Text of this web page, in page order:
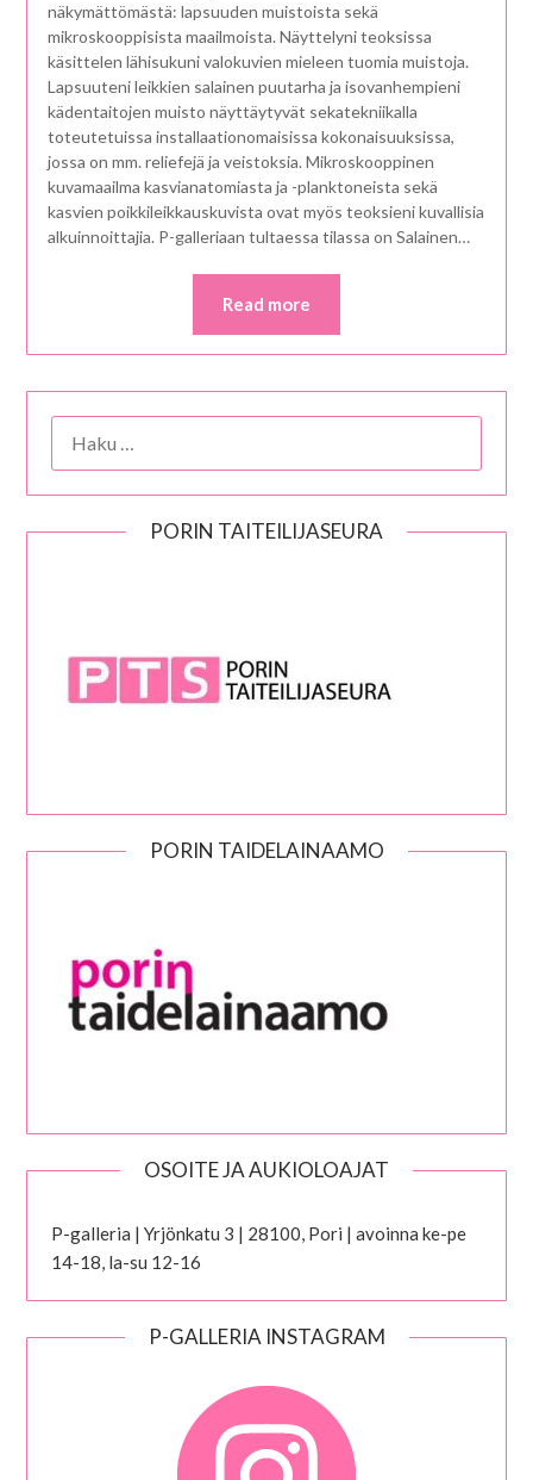
näkymättömästä: lapsuuden muistoista sekä
mikroskooppisista maailmoista. Näyttelyni teoksissa
käsittelen lähisukuni valokuvien mieleen tuomia muistoja.
Lapsuuteni leikkien salainen puutarha ja isovanhempieni
kädentaitojen muisto näyttäytyvät sekatekniikalla
toteutetuissa installaationomaisissa kokonaisuuksissa,
jossa on mm. reliefejä ja veistoksia. Mikroskooppinen
kuvamaailma kasvianatomiasta ja -planktoneista sekä
kasvien poikkileikkauskuvista ovat myös teoksieni kuvallisia
alkuinnoittajia. P-galleriaan tultaessa tilassa on Salainen…
Read more
PORIN TAITEILIJASEURA
PORIN TAIDELAINAAMO
OSOITE JA AUKIOLOAJAT
P-galleria | Yrjönkatu 3 | 28100, Pori | avoinna ke-pe
14-18, la-su 12-16
P-GALLERIA INSTAGRAM